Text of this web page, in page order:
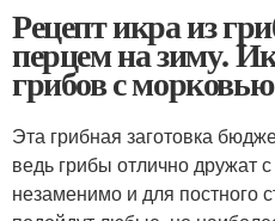
Рецепт икра из
перцем на зиму.
грибов с
Эта грибная заготовка
ведь грибы отлично дружат
незаменимо и для постного